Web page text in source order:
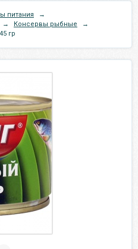
питания
→
→ Консервы рыбные
→
гр